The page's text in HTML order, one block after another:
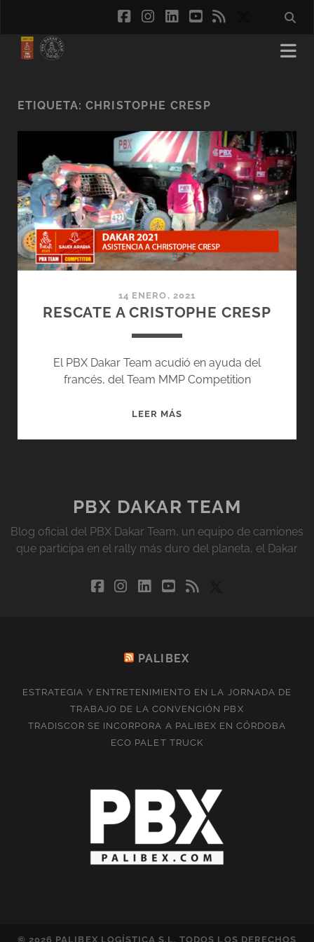
facebook
instagram
linkedinyoutube
rss
ETIQUETA: CHRISTOPHE CRESP
14 ENERO, 2021
RESCATE A CRISTOPHE CRESP
El PBX Dakar Team acudió en ayuda del
francés, del Team MMP Competition
LEER MÁS
PBX DAKAR TEAM
Blog oficial del PBX Dakar Team, un equipo de camiones
que participa en el rally más duro del planeta, el Dakar
facebook
instagram
linkedin
youtube
rss
PALIBEX
ESTRATEGIA Y ENTRETENIMIENTO EN LA JORNADA DE
TRABAJO DE LA CONVENCIÓN PBX
TRADISCOR SE INCORPORA A PALIBEX EN CÓRDOBA
ECO PALET TRUCK
© 2026 PALIBEX LOGÍSTICA S.L. TODOS LOS DERECHOS